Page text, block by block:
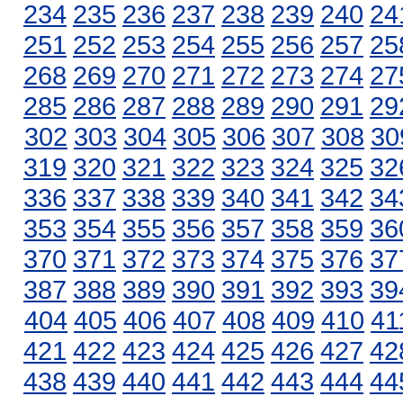
234 235 236 237 238 239 240
251 252 253 254 255 256 257
268 269 270 271 272 273 274
285 286 287 288 289 290 291
302 303 304 305 306 307 308
319 320 321 322 323 324 325
336 337 338 339 340 341 342
353 354 355 356 357 358 359
370 371 372 373 374 375 376
387 388 389 390 391 392 393
404 405 406 407 408 409 410
421 422 423 424 425 426 427
438 439 440 441 442 443 444